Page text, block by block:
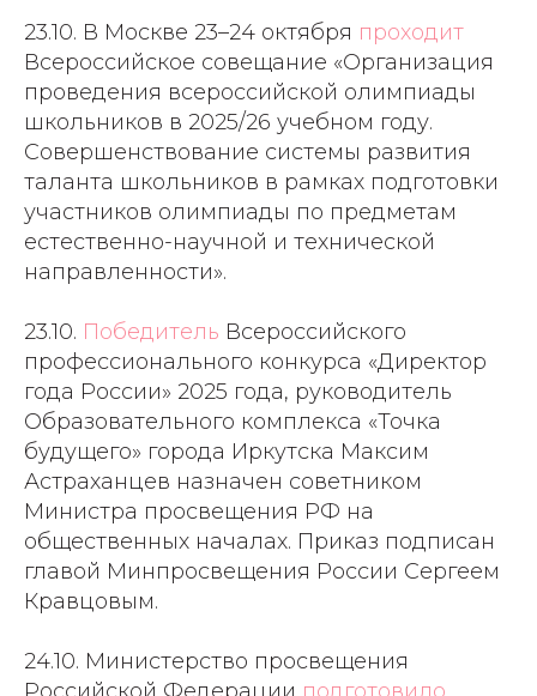
23.10. В Москве 23–24 октября проходит
Всероссийское совещание «Организация
проведения всероссийской олимпиады
школьников в 2025/26 учебном году.
Совершенствование системы развития
таланта школьников в рамках подготовки
участников олимпиады по предметам
естественно-научной и технической
направленности».
23.10. Победитель Всероссийского
профессионального конкурса «Директор
года России» 2025 года, руководитель
Образовательного комплекса «Точка
будущего» города Иркутска Максим
Астраханцев назначен советником
Министра просвещения РФ на
общественных началах. Приказ подписан
главой Минпросвещения России Сергеем
Кравцовым.
24.10. Министерство просвещения